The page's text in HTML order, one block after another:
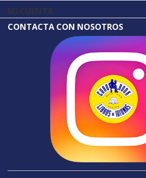
MI CUENTA
CONTACTA CON NOSOTROS